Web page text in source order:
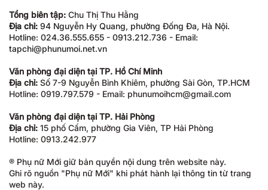
Tổng biên tập: Chu Thị Thu Hằng
Địa chỉ: 94 Nguyễn Hy Quang, phường Đống Đa, Hà Nội.
Hotline: 024.36.555.655 - 0913.212.736 - Email:
tapchi@phunumoi.net.vn
Văn phòng đại diện tại TP. Hồ Chí Minh
Địa chỉ: Số 7-9 Nguyễn Bỉnh Khiêm, phường Sài Gòn, TP.HCM
Hotline: 0919.797.579 - Email: phunumoihcm@gmail.com
Văn phòng đại diện tại TP. Hải Phòng
Địa chỉ: 15 phố Cấm, phường Gia Viên, TP Hải Phòng
Hotline: 0913.242.977
® Phụ nữ Mới giữ bản quyền nội dung trên website này.
Ghi rõ nguồn "Phụ nữ Mới" khi phát hành lại thông tin từ trang
web này.